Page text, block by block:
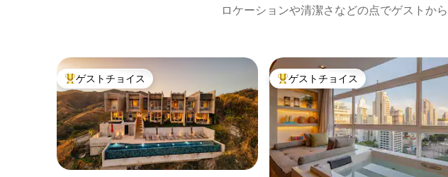
ロケーションや清潔さなどの点でゲストか
大好評のゲストチョイスです。
ゲストチョイス 大好評のゲストチョイスです。
ゲストチョイス